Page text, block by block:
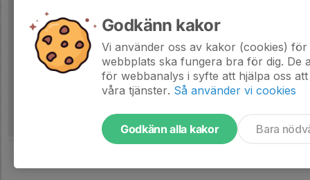
25 feb 2021
Godkänn kakor
Vi använder oss av kakor (cookies)
webbplats ska fungera bra för dig. De
för webbanalys i syfte att hjälpa oss
våra tjänster. Så använder vi cookies
Godkänn alla kakor Bara